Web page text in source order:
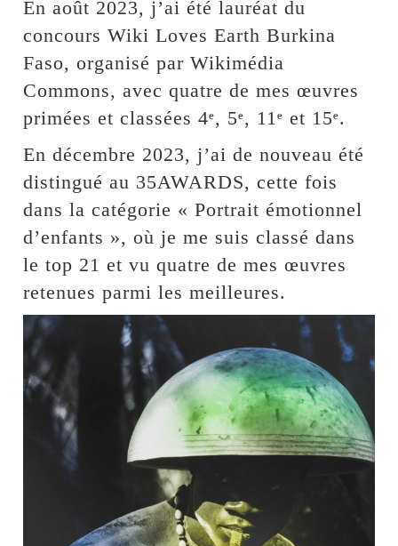
En août 2023, j’ai été lauréat du
concours Wiki Loves Earth Burkina
Faso, organisé par Wikimédia
Commons, avec quatre de mes œuvres
primées et classées 4ᵉ, 5ᵉ, 11ᵉ et 15ᵉ.
En décembre 2023, j’ai de nouveau été
distingué au 35AWARDS, cette fois
dans la catégorie « Portrait émotionnel
d’enfants », où je me suis classé dans
le top 21 et vu quatre de mes œuvres
retenues parmi les meilleures.